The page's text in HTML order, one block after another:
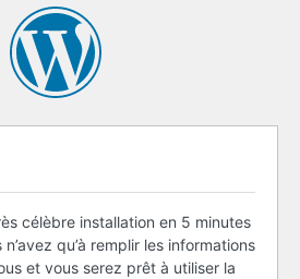
célèbre installation en 5 minutes
qu’à remplir les informations
et vous serez prêt à utiliser la